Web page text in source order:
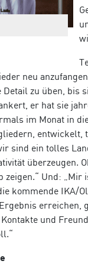
neu
zu üben, bis
er hat sie
im Monat in
sind ein tolles
überzeugen.
Und:
kommende IKA/
und